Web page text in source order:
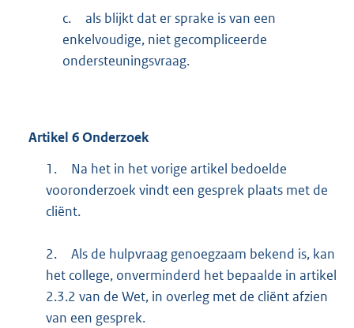
c.
als blijkt dat er sprake is van een
enkelvoudige, niet gecompliceerde
ondersteuningsvraag.
Artikel 6Onderzoek
1.
Na het in het vorige artikel bedoelde
vooronderzoek vindt een gesprek plaats met de
cliënt.
2.
Als de hulpvraag genoegzaam bekend is, kan
het college, onverminderd het bepaalde in artikel
2.3.2 van de Wet, in overleg met de cliënt afzien
van een gesprek.